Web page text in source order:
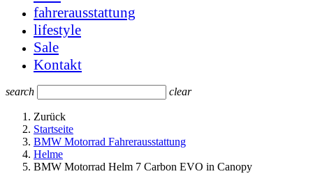
fahrerausstattung
lifestyle
Sale
Kontakt
search clear
Zurück
Startseite
BMW Motorrad Fahrerausstattung
Helme
BMW Motorrad Helm 7 Carbon EVO in Canopy